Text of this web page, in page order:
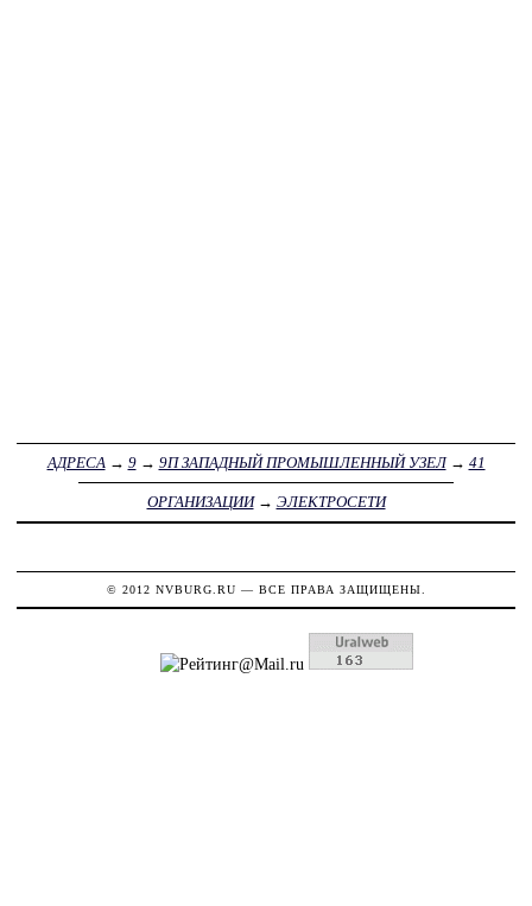
АДРЕСА→ 9→ 9П ЗАПАДНЫЙ ПРОМЫШЛЕННЫЙ УЗЕЛ→ 41
ОРГАНИЗАЦИИ→ ЭЛЕКТРОСЕТИ
© 2012 NVBURG.RU — ВСЕ ПРАВА ЗАЩИЩЕНЫ.